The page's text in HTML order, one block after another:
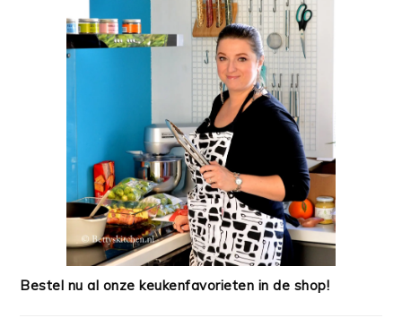
Bestel nu al onze keukenfavorieten in de shop!